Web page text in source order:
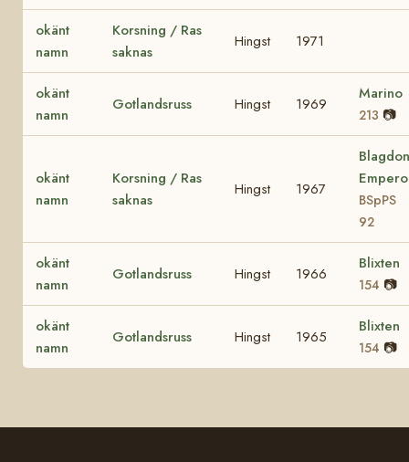
okänt
namn
Korsning / Ras
saknas
Hingst 1971
okänt
namn
Gotlandsruss Hingst 1969
Marino
213 📷
okänt
namn
Korsning / Ras
saknas
Hingst 1967
Blagdon
BSpPS
92
okänt
namn
Gotlandsruss Hingst 1966
Blixten
154 📷
okänt
namn
Gotlandsruss Hingst 1965
Blixten
154 📷